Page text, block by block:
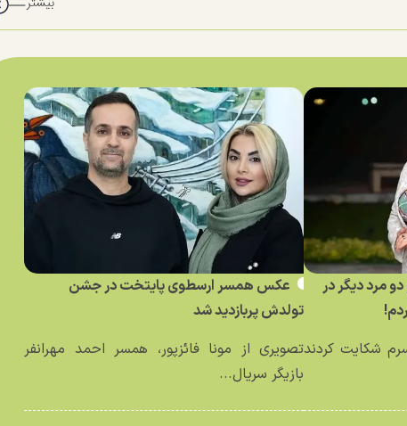
مرد دیگر در
شکایت کردند
عکس همسر ارسطوی پایتخت در جشن
تولدش پربازدید شد
تصویری از مونا فائزپور، همسر احمد مهرانفر
بازیگر سریال...